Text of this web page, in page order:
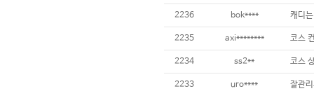
2236 bok****
2235 axi********
2234 ss2**
2233 uro**** 잘관